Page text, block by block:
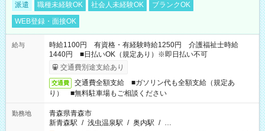
派遣 職種未経験OK 社会人未経験OK
ブランクOK
WEB登録・面接OK
給与
時給1100円 有資格・有経験時給1250円 介護福祉士時給
1440円 ■日払いOK（規定あり）※即日払い不可
交通費別途支給あり
交通費
交通費全額支給 ■ガソリン代も全額支給（規定あ
り） ■無料駐車場もご相談ください
勤務地
青森県青森市
新青森駅 / 浅虫温泉駅 / 奥内駅 / …